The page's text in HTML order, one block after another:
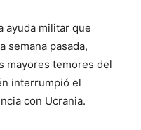
ayuda militar que
semana pasada,
mayores temores del
interrumpió el
con Ucrania.